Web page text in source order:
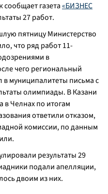
сообщает газета«БИЗНЕС
27 работ.
пятницу Министерство
что ряд работ 11-
в
чего региональный
муниципалитеты письма с
олимпиады. В Казани
Челнах по итогам
ответили отказом,
комиссии, по данным
результаты 29
подали апелляции,
двоим из них.